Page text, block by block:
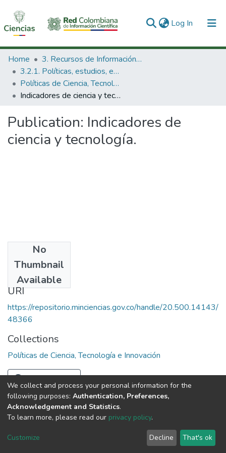
Log In (current)
Communities & Collections
All of DSpace
Statistics
Home
3. Recursos de Información Científica y Tecnológica
3.2.1. Políticas, estudios, evaluaciones e indicadores de CTeI
Políticas de Ciencia, Tecnología e Innovación
Indicadores de ciencia y tecnología.
Publication: Indicadores de
ciencia y tecnología.
No
Thumbnail
Available
1995 - 1998
URI
https://repositorio.minciencias.gov.co/handle/20.500.14143/
48366
Collections
Políticas de Ciencia, Tecnología e Innovación
Full item page
DSpace software copyright © 2002-2026
Cookie
End User
Agreement
Send
Feedback
We collect and process your personal information for the
following purposes: Authentication, Preferences,
Acknowledgement and Statistics.
To learn more, please read our privacy policy.
Customize Decline That's ok